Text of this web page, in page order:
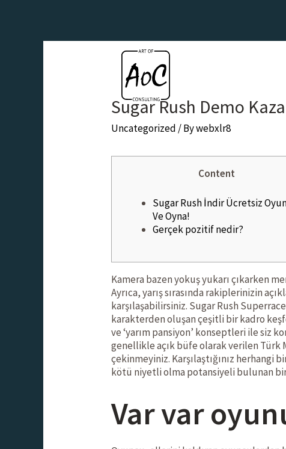
Sugar Rush Demo
Uncategorized / Bywebxlr8
Content
Sugar Rush İndir Ücretsiz
Ve Oyna!
Gerçek pozitif nedir?
Kamera bazen yokuş yukarı çıkarken
Ayrıca, yarış sırasında rakiplerinizin
karşılaşabilirsiniz. Sugar Rush
karakterden oluşan çeşitli bir kadro
ve ‘yarım pansiyon’ konseptleri ile siz
genellikle açık büfe olarak verilen Türk
çekinmeyiniz. Karşılaştığınız
kötü niyetli olma potansiyeli bulunan bir
Var var